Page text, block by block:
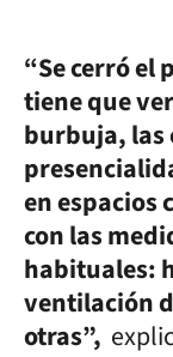
“Se cerró el
tiene que
burbuja, las
en espacios
con las
habituales:
ventilación
otras”,